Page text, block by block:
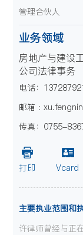
管理合伙人
业务领域
房地产与建设
公司法律事务
打印 Vcard
电话：
邮箱 :
传真：0755-
主要执业范围和
许律师曾经与正